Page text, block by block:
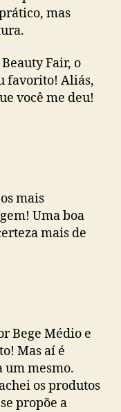
mas
Fair, o
favorito! Aliás,
você me deu!
mais
Uma boa
mais de
Bege Médio e
Mas aí é
um mesmo.
os produtos
propõe a